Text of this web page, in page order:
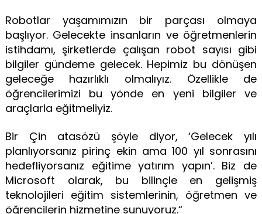
Robotlar yaşamımızın bir parçası olmaya
başlıyor. Gelecekte insanların ve öğretmenlerin
istihdamı, şirketlerde çalışan robot sayısı gibi
bilgiler gündeme gelecek. Hepimiz bu dönüşen
geleceğe hazırlıklı olmalıyız. Özellikle de
öğrencilerimizi bu yönde en yeni bilgiler ve
araçlarla eğitmeliyiz.
Bir Çin atasözü şöyle diyor, ‘Gelecek yılı
planlıyorsanız pirinç ekin ama 100 yıl sonrasını
hedefliyorsanız eğitime yatırım yapın’. Biz de
Microsoft olarak, bu bilinçle en gelişmiş
teknolojileri eğitim sistemlerinin, öğretmen ve
öğrencilerin hizmetine sunuyoruz.“